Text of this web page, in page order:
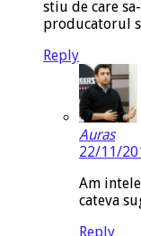
stiu de care
producatorul
Reply
Auras
22/11/
Am
cateva
Reply